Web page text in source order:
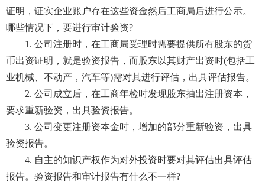
证明，证实企业账户存在这些资金然后工商局后进行公示。
哪些情况下，要进行审计验资?
1. 公司注册时，在工商局受理时需要提供所有股东的货
币出资证明，就是验资报告，而股东以其财产出资时(包括工
业机械、不动产，汽车等)需对其进行评估，出具评估报告。
2. 公司成立后，在工商年检时发现股东抽出注册资本，
要求重新验资，出具验资报告。
3. 公司变更注册资本金时，增加的部分重新验资，出具
验资报告。
4. 自主的知识产权作为对外投资时要对其评估出具评估
报告。验资报告和审计报告有什么不一样?